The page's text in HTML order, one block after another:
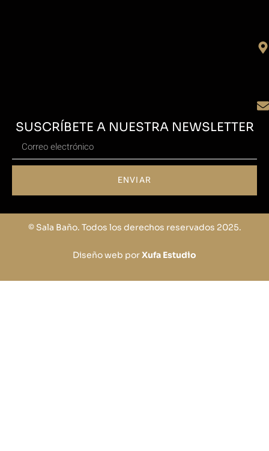
SUSCRÍBETE A NUESTRA NEWSLETTER
ENVIAR
© Sala Baño. Todos los derechos reservados 2025.
Diseño web porXufa Estudio